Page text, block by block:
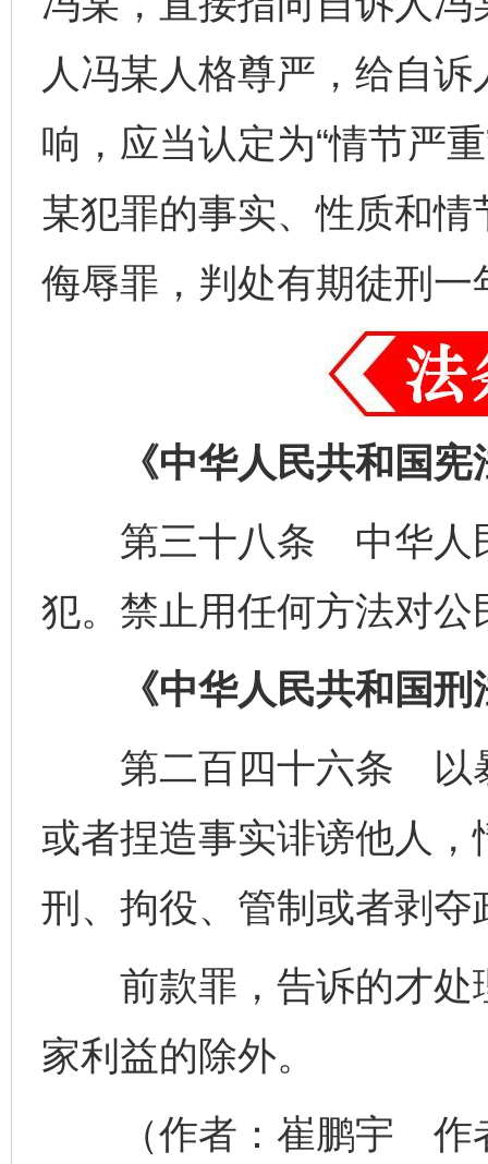
人冯某人格尊严，给自
响，应当认定为“情节严
某犯罪的事实、性质和
侮辱罪，判处有期徒刑一
《中华人民共和国宪
第三十八条 中华人民
犯。禁止用任何方法对
《中华人民共和国刑
第二百四十六条 以暴
或者捏造事实诽谤他人
刑、拘役、管制或者剥夺
前款罪，告诉的才处
家利益的除外。
（作者：崔鹏宇 作者
完善运行机制助力责任有效落实